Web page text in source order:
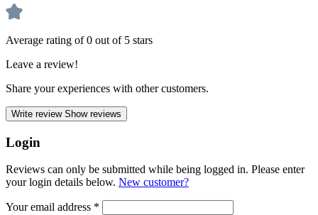
Average rating of 0 out of 5 stars
Leave a review!
Share your experiences with other customers.
Write review Show reviews
Login
Reviews can only be submitted while being logged in. Please enter
your login details below. New customer?
Your email address *